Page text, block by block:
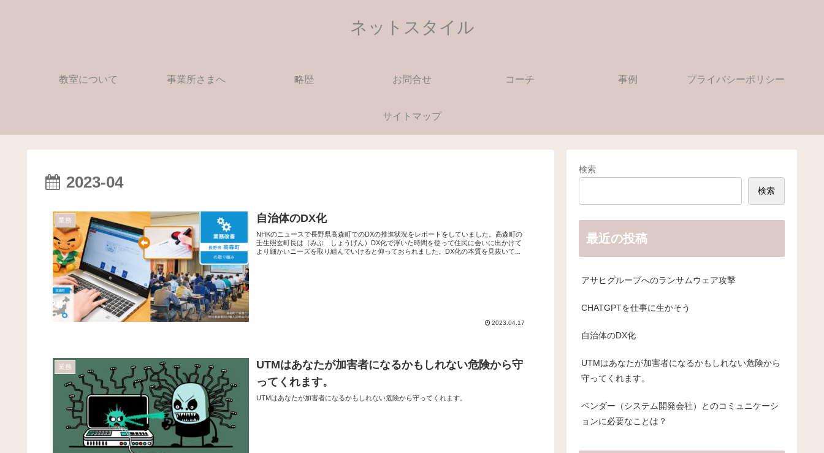
ネットスタイル
教室について 事業所さまへ 略歴 お問合せ コーチ 事例 プライバシーポリシー
サイトマップ
2023-04
業務 自治体のDX化
NHKのニュースで長野県高森町でのDXの推進状況をレポートをしていました。高森町の
壬生照玄町長は（みぶ しょうげん）DX化で浮いた時間を使って住民に会いに出かけて
より細かいニーズを取り組んでいけると仰っておられました。DX化の本質を見抜いて...
2023.04.17
業務
UTMはあなたが加害者になるかもしれない危険から守
ってくれます。
UTMはあなたが加害者になるかもしれない危険から守ってくれます。
検索
検索
最近の投稿
アサヒグループへのランサムウェア攻撃
CHATGPTを仕事に生かそう
自治体のDX化
UTMはあなたが加害者になるかもしれない危険から
守ってくれます。
ベンダー（システム開発会社）とのコミュニケーシ
ョンに必要なことは？